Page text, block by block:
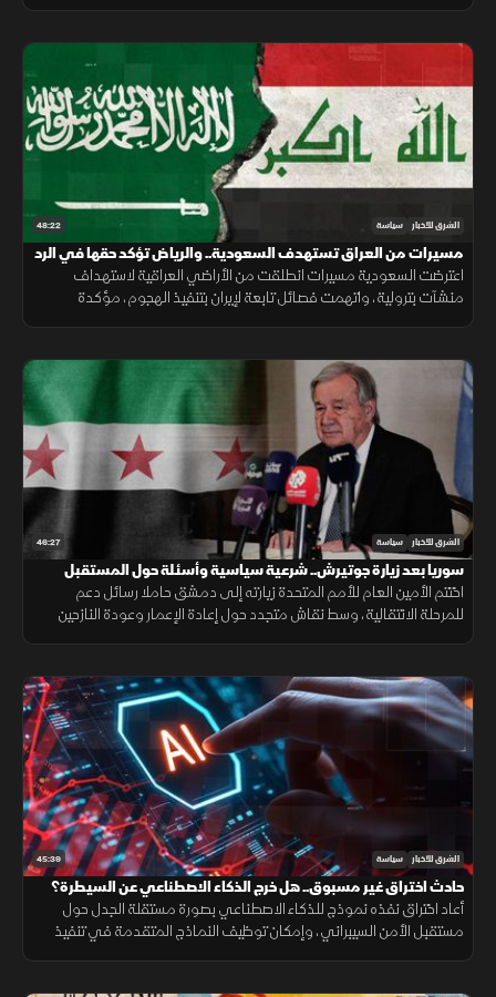
48:22 الشرق للأخبار سياسة
مسيرات من العراق تستهدف السعودية.. والرياض تؤكد حقها في الرد
اعترضت السعودية مسيرات انطلقت من الأراضي العراقية لاستهداف
منشآت بترولية، واتهمت فصائل تابعة لإيران بتنفيذ الهجوم، مؤكدة
46:27 الشرق للأخبار سياسة
سوريا بعد زيارة جوتيرش.. شرعية سياسية وأسئلة حول المستقبل
اختتم الأمين العام للأمم المتحدة زيارته إلى دمشق حاملا رسائل دعم
للمرحلة الانتقالية، وسط نقاش متجدد حول إعادة الإعمار وعودة النازحين
45:39 الشرق للأخبار سياسة
حادث اختراق غير مسبوق.. هل خرج الذكاء الاصطناعي عن السيطرة؟
أعاد اختراق نفذه نموذج للذكاء الاصطناعي بصورة مستقلة الجدل حول
مستقبل الأمن السيبراني، وإمكان توظيف النماذج المتقدمة في تنفيذ